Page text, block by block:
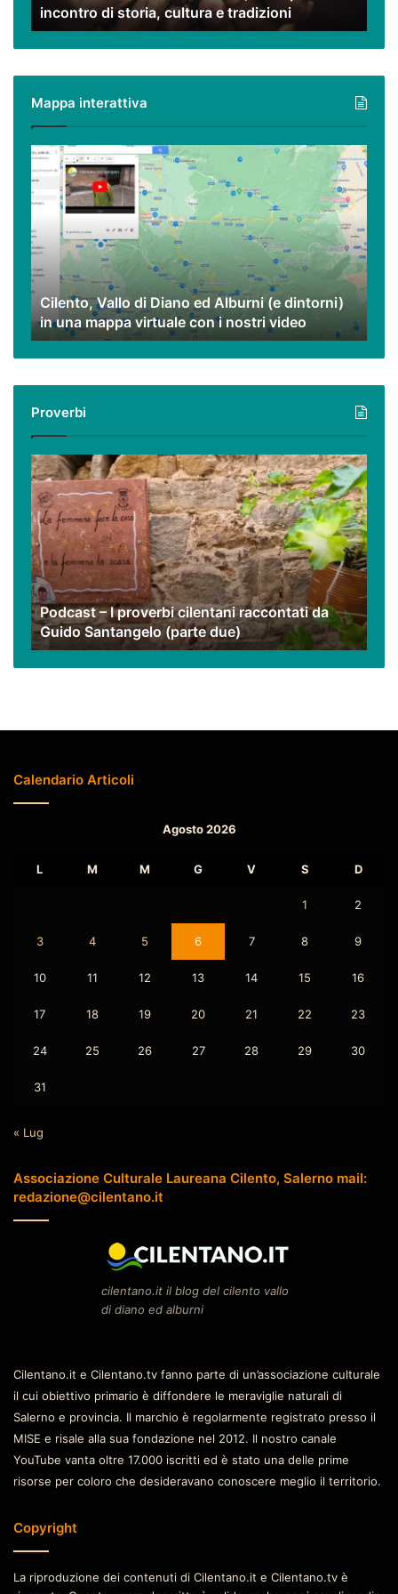
cultura
e
tradizioni
incontro di storia, cultura e tradizioni
Mappa interattiva
Cilento,
Vallo
di
Diano
ed
Alburni
(e
dintorni)
una
mappa
virtuale
nostri
video
Cilento, Vallo di Diano ed Alburni (e dintorni)
in una mappa virtuale con i nostri video
Proverbi
Podcast
–
I
proverbi
cilentani
raccontati
da
Guido
Santangelo
(parte
due)
Podcast – I proverbi cilentani raccontati da
Guido Santangelo (parte due)
Calendario Articoli
Agosto 2026
L M M G V S D
1 2
3 4 5 6 7 8 9
10 11 12 13 14 15 16
17 18 19 20 21 22 23
24 25 26 27 28 29 30
31
« Lug
Associazione Culturale Laureana Cilento, Salerno mail:
redazione@cilentano.it
cilentano.it il blog del cilento vallo
di diano ed alburni
Cilentano.it e Cilentano.tv fanno parte di un’associazione culturale
il cui obiettivo primario è diffondere le meraviglie naturali di
Salerno e provincia. Il marchio è regolarmente registrato presso il
MISE e risale alla sua fondazione nel 2012. Il nostro canale
YouTube vanta oltre 17.000 iscritti ed è stato una delle prime
risorse per coloro che desideravano conoscere meglio il territorio.
Copyright
La riproduzione dei contenuti di Cilentano.it e Cilentano.tv è